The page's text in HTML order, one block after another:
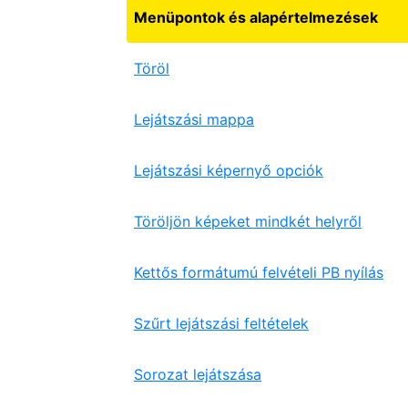
Menüpontok és alapértelmezések
Töröl
Lejátszási mappa
Lejátszási képernyő opciók
Töröljön képeket mindkét helyről
Kettős formátumú felvételi PB nyílás
Szűrt lejátszási feltételek
Sorozat lejátszása